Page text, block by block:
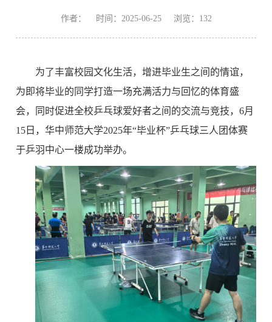
作者： 时间：2025-06-25 浏览： 132
为了丰富校园文化生活，增进毕业生之间的情谊，
为即将毕业的同学打造一场充满活力与回忆的体育盛
会，同时促进全校乒乓球爱好者之间的交流与竞技，6月
15日，华中师范大学2025年“毕业杯”乒乓球三人团体赛
于乒羽中心一楼成功举办。